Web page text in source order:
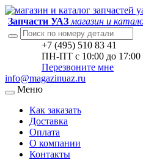
Запчасти УАЗ магазин и
+7 (495) 510 83 41
ПН-ПТ с 10:00 до 17:00
Перезвоните мне
info@magazinuaz.ru
Меню
Как заказать
Доставка
Оплата
О компании
Контакты